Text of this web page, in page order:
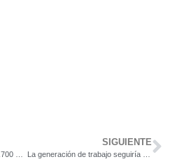
SIGUIENTE